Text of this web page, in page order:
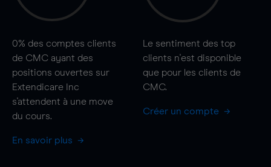
0% des comptes clients
de CMC ayant des
positions ouvertes sur
Extendicare Inc
s'attendent à une move
du cours.
En savoir plus
Le sentiment des top
clients n'est disponible
que pour les clients de
CMC.
Créer un compte